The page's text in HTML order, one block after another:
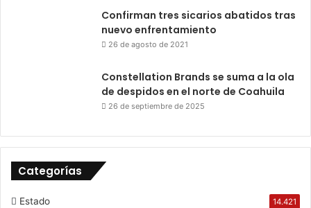
Confirman tres sicarios abatidos tras
nuevo enfrentamiento
26 de agosto de 2021
Constellation Brands se suma a la ola
de despidos en el norte de Coahuila
26 de septiembre de 2025
Categorías
Estado 14.421